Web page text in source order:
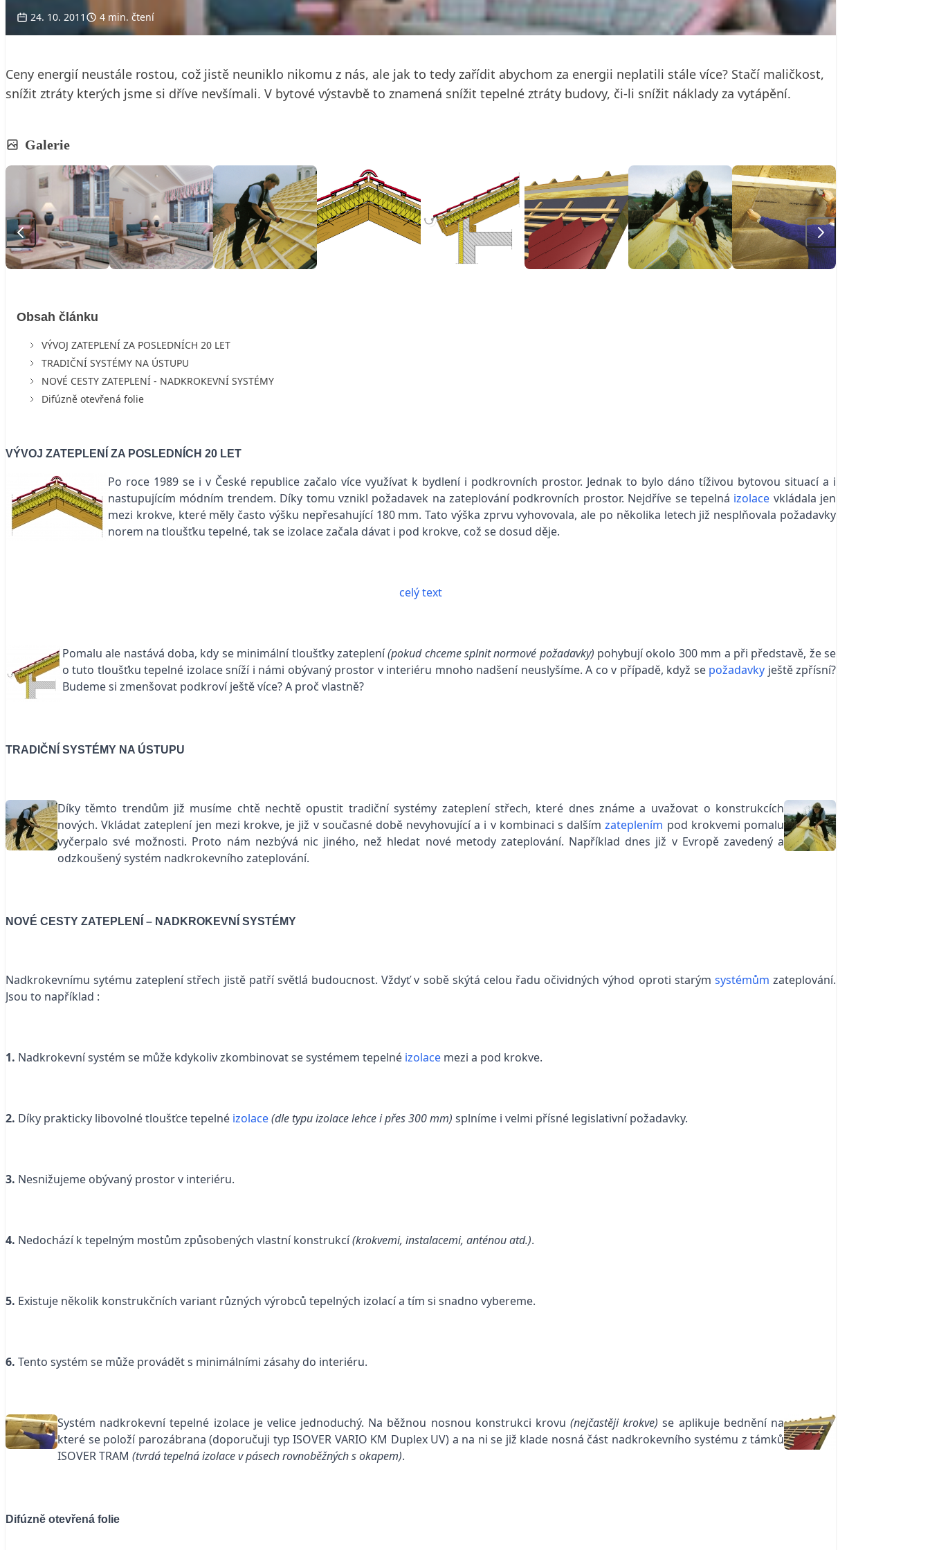
24. 10. 2011 4 min. čtení
Ceny energií neustále rostou, což jistě neuniklo nikomu z nás, ale jak to tedy zařídit abychom za energii neplatili stále více? Stačí maličkost,
snížit ztráty kterých jsme si dříve nevšímali. V bytové výstavbě to znamená snížit tepelné ztráty budovy, či-li snížit náklady za vytápění.
Galerie
Obsah článku
VÝVOJ ZATEPLENÍ ZA POSLEDNÍCH 20 LET
TRADIČNÍ SYSTÉMY NA ÚSTUPU
NOVÉ CESTY ZATEPLENÍ - NADKROKEVNÍ SYSTÉMY
Difúzně otevřená folie
VÝVOJ ZATEPLENÍ ZA POSLEDNÍCH 20 LET
Po roce 1989 se i v České republice začalo více využívat k bydlení i podkrovních prostor. Jednak to bylo dáno tíživou bytovou situací a i
nastupujícím módním trendem. Díky tomu vznikl požadavek na zateplování podkrovních prostor. Nejdříve se tepelná izolace vkládala jen
mezi krokve, které měly často výšku nepřesahující 180 mm. Tato výška zprvu vyhovovala, ale po několika letech již nesplňovala požadavky
norem na tloušťku tepelné, tak se izolace začala dávat i pod krokve, což se dosud děje.
celý text
Pomalu ale nastává doba, kdy se minimální tloušťky zateplení(pokud chceme splnit normové požadavky) pohybují okolo 300 mm a při představě, že se
o tuto tloušťku tepelné izolace sníží i námi obývaný prostor v interiéru mnoho nadšení neuslyšíme. A co v případě, když se požadavky ještě zpřísní?
Budeme si zmenšovat podkroví ještě více? A proč vlastně?
TRADIČNÍ SYSTÉMY NA ÚSTUPU
Díky těmto trendům již musíme chtě nechtě opustit tradiční systémy zateplení střech, které dnes známe a uvažovat o konstrukcích
nových. Vkládat zateplení jen mezi krokve, je již v současné době nevyhovující a i v kombinaci s dalšímzateplením pod krokvemi pomalu
vyčerpalo své možnosti. Proto nám nezbývá nic jiného, než hledat nové metody zateplování. Například dnes již v Evropě zavedený a
odzkoušený systém nadkrokevního zateplování.
NOVÉ CESTY ZATEPLENÍ – NADKROKEVNÍ SYSTÉMY
Nadkrokevnímu sytému zateplení střech jistě patří světlá budoucnost. Vždyť v sobě skýtá celou řadu očividných výhod oproti starým systémůmzateplování.
Jsou to například :
1. Nadkrokevní systém se může kdykoliv zkombinovat se systémem tepelné izolace mezi a pod krokve.
2. Díky prakticky libovolné tloušťce tepelné izolace(dle typu izolace lehce i přes 300 mm) splníme i velmi přísné legislativní požadavky.
3. Nesnižujeme obývaný prostor v interiéru.
4. Nedochází k tepelným mostům způsobených vlastní konstrukcí(krokvemi, instalacemi, anténou atd.).
5. Existuje několik konstrukčních variant různých výrobců tepelných izolací a tím si snadno vybereme.
6. Tento systém se může provádět s minimálními zásahy do interiéru.
Systém nadkrokevní tepelné izolace je velice jednoduchý. Na běžnou nosnou konstrukci krovu(nejčastěji krokve) se aplikuje bednění na
které se položí parozábrana (doporučuji typ ISOVER VARIO KM Duplex UV) a na ni se již klade nosná část nadkrokevního systému z támků
ISOVER TRAM (tvrdá tepelná izolace v pásech rovnoběžných s okapem).
Difúzně otevřená folie